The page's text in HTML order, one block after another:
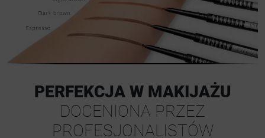
PERFEKCJA W MAKIJAŻU
DOCENIONA PRZEZ
PROFESJONALISTÓW